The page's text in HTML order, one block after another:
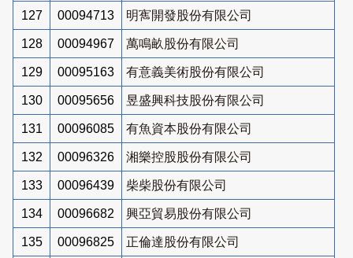
127 00094713 明寯開發股份有限公司
128 00094967 萬鳴畝股份有限公司
129 00095163 有意義美術股份有限公司
130 00095656 昱盛興科技股份有限公司
131 00096085 有魚資本股份有限公司
132 00096326 湘樂控股股份有限公司
133 00096439 柴柴股份有限公司
134 00096682 興亞貿易股份有限公司
135 00096825 正倫達股份有限公司